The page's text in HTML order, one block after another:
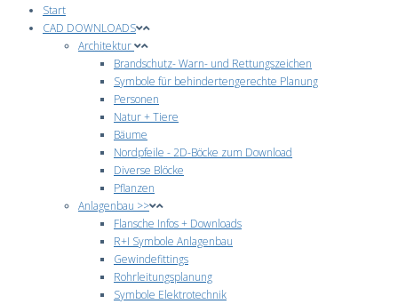
Start
CAD DOWNLOADS
Architektur
Brandschutz- Warn- und Rettungszeichen
Symbole für behindertengerechte Planung
Personen
Natur + Tiere
Bäume
Nordpfeile - 2D-Böcke zum Download
Diverse Blöcke
Pflanzen
Anlagenbau >>
Flansche Infos + Downloads
R+I Symbole Anlagenbau
Gewindefittings
Rohrleitungsplanung
Symbole Elektrotechnik